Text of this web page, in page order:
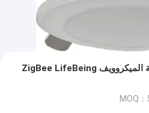
TUYA APP استشعار الحركة الميكروويف ZigBee LifeBeing
MOQ